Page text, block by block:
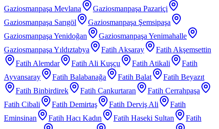
Gaziosmanpaşa Mevlana
Gaziosmanpaşa Pazariçi
Gaziosmanpaşa Sarıgöl
Gaziosmanpaşa Şemsipaşa
Gaziosmanpaşa Yenidoğan
Gaziosmanpaşa Yenimahalle
Gaziosmanpaşa Yıldıztabya
Fatih Aksaray
Fatih Akşemsettin
Fatih Alemdar
Fatih Ali Kuşçu Fatih Atikali
Fatih
Ayvansaray
Fatih Balabanağa Fatih Balat
Fatih Beyazıt
Fatih Binbirdirek
Fatih Cankurtaran
Fatih Cerrahpaşa
Fatih Cibali
Fatih Demirtaş Fatih Derviş Ali
Fatih
Eminsinan
Fatih Hacı Kadın Fatih Haseki Sultan
Fatih